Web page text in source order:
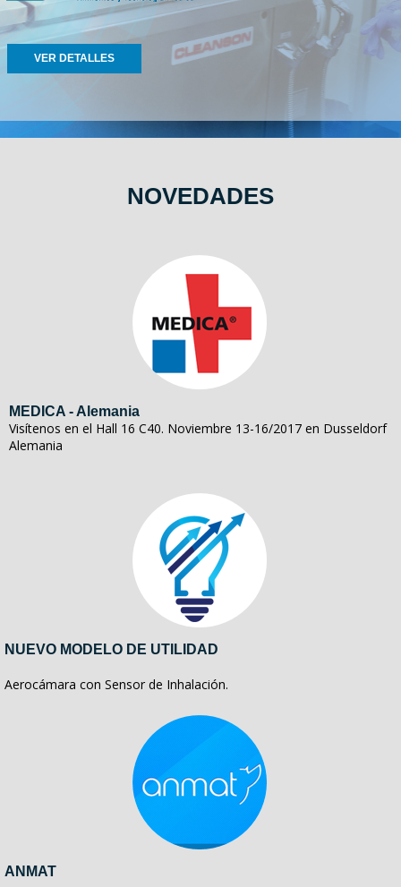
VER DETALLES
NOVEDADES
MEDICA - Alemania
Visítenos en el Hall 16 C40. Noviembre 13-16/2017 en Dusseldorf
Alemania
NUEVO MODELO DE UTILIDAD
Aerocámara con Sensor de Inhalación.
ANMAT